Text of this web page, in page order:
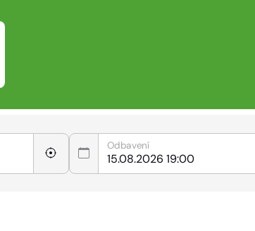
Odbavení